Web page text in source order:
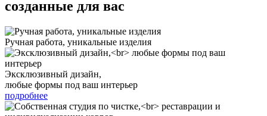
созданные для вас
Ручная работа, уникальные изделия
Эксклюзивный дизайн,
любые формы под ваш интерьер
подробнее